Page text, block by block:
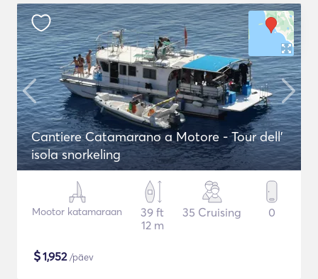
Cantiere Catamarano a Motore - Tour dell'
isola snorkeling
Mootor katamaraan
39 ft
12 m
35 Cruising 0
$1,952/päev